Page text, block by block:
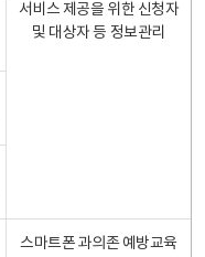
서비스 제공을 위한 신청자
및 대상자 등 정보관리
스마트폰 과의존 예방교육